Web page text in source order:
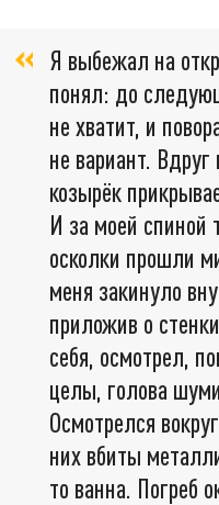
Я выбежал на
понял: до
не хватит, и
не вариант.
козырёк
И за моей спиной
осколки прошли
меня закинуло
приложив о
себя, осмотрел,
целы, голова
Осмотрелся
них вбиты
то ванна. Погреб